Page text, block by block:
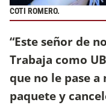
COTI ROMERO.
“Este señor de
Trabaja como
que no le pase a
paquete y